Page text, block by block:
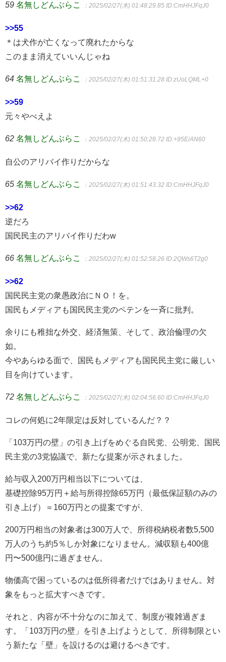
59 名無しどんぶらこ ：2025/02/27(木) 01:48:29.85 ID:CmHHJFqJ0
>>55
＊は犬作が亡くなって廃れたからな
このまま消えていいんじゃね
64 名無しどんぶらこ ：2025/02/27(木) 01:51:31.28 ID:zUoLQML+0
>>59
元々やべえよ
62 名無しどんぶらこ ：2025/02/27(木) 01:50:28.72 ID:+95E/AN60
自公のアリバイ作りだからな
65 名無しどんぶらこ ：2025/02/27(木) 01:51:43.32 ID:CmHHJFqJ0
>>62
逆だろ
国民民主のアリバイ作りだわw
66 名無しどんぶらこ ：2025/02/27(木) 01:52:58.26 ID:2QWs6T2g0
>>62
国民民主党の衆愚政治にＮＯ！を。
国民もメディアも国民民主党のペテンを一斉に批判。
余りにも稚拙な外交、経済無策、そして、政治倫理の欠
如。
今やあらゆる面で、国民もメディアも国民民主党に厳しい
目を向けています。
72 名無しどんぶらこ ：2025/02/27(木) 02:04:56.60 ID:CmHHJFqJ0
コレの何処に2年限定は反対しているんだ？？
「103万円の壁」の引き上げをめぐる自民党、公明党、国民
民主党の3党協議で、新たな提案が示されました。
給与収入200万円相当以下については、
基礎控除95万円＋給与所得控除65万円（最低保証額のみの
引き上げ）＝160万円との提案ですが、
200万円相当の対象者は300万人で、所得税納税者数5,500
万人のうち約5％しか対象になりません。減収額も400億
円〜500億円に過ぎません。
物価高で困っているのは低所得者だけではありません。対
象をもっと拡大すべきです。
それと、内容が不十分なのに加えて、制度が複雑過ぎま
す。「103万円の壁」を引き上げようとして、所得制限とい
う新たな「壁」を設けるのは避けるべきです。